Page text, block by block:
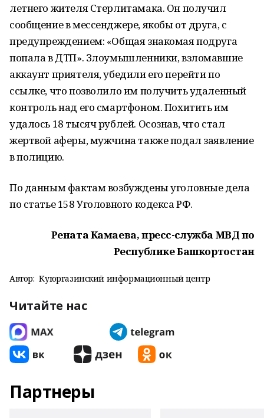
летнего жителя Стерлитамака. Он получил
сообщение в мессенджере, якобы от друга, с
предупреждением: «Общая знакомая подруга
попала в ДТП». Злоумышленники, взломавшие
аккаунт приятеля, убедили его перейти по
ссылке, что позволило им получить удаленный
контроль над его смартфоном. Похитить им
удалось 18 тысяч рублей. Осознав, что стал
жертвой аферы, мужчина также подал заявление
в полицию.
По данным фактам возбуждены уголовные дела
по статье 158 Уголовного кодекса РФ.
Рената Камаева, пресс-служба МВД по
Республике Башкортостан
Автор: Куюргазинский информационный центр
Читайте нас
Партнеры